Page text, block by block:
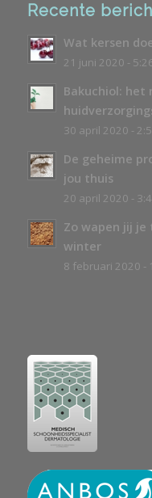
Recente
Wat kersen
21 juni 2020 -
Bakuchiol: het
30 april 2020 -
De geheime
jou thuis
20 april 2020 -
Zo wapen jij je
winter
8 februari 2020 -